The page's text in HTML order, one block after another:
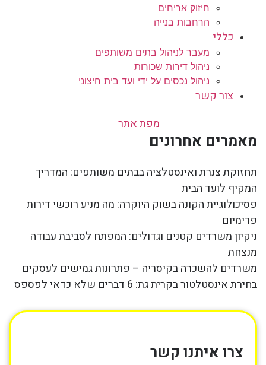
חיזוק אריחים
הרחבות בנייה
כללי
מעבר לניהול בתים משותפים
ניהול דירות שכורות
ניהול נכסים על ידי ועד בית חיצוני
צור קשר
מפת אתר
מאמרים אחרונים
תחזוקת צנרת ואינסטלציה בבתים משותפים: המדריך
המקיף לועד הבית
פסיכולוגיית הקונה בשוק היוקרה: מה מניע רוכשי דירות
פרימיום
ניקיון משרדים קטנים וגדולים: המפתח לסביבת עבודה
מנצחת
משרדים להשכרה בקיסריה – פתרונות גמישים לעסקים
בחירת אינסטלטור בקרית גת: 6 דברים שלא כדאי לפספס
צרו איתנו קשר